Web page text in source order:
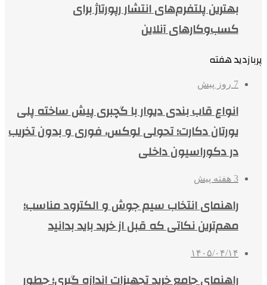
بهترین پلتفرم‌های انتشار رپورتاژ برای
کسب‌وکارهای آنلاین
پربازدید هفته
7 روز پیش
انواع قاب بندی دیوار با گچبری پیش ساخته پلی
یورتان دکارت؛ تحولی لوکس، فوری و بدون تخریب
در دکوراسیون داخلی
3 هفته پیش
راهنمای انتخاب سیم جوش و الکترود مناسب؛
مهم‌ترین نکاتی که قبل از خرید باید بدانید
۱۴۰۵/۰۴/۱۴
راهنمای جامع خرید تجهیزات اندازه گیری؛ چطور